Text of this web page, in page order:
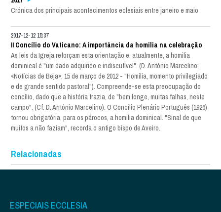
Crónica dos principais acontecimentos eclesiais entre janeiro e maio
2017-12-12 15:37
II Concílio do Vaticano: A importância da homilia na celebração
As leis da Igreja reforçam esta orientação e, atualmente, a homilia
dominical é "um dado adquirido e indiscutível". (D. António Marcelino;
«Notícias de Beja», 15 de março de 2012 - "Homilia, momento privilegiado
e de grande sentido pastoral"). Compreende-se esta preocupação do
concílio, dado que a história trazia, de "bem longe, muitas falhas, neste
campo". (Cf. D. António Marcelino). O Concílio Plenário Português (1926)
tornou obrigatória, para os párocos, a homilia dominical. "Sinal de que
muitos a não faziam", recorda o antigo bispo de Aveiro.
Relacionadas
ESPECIAIS ECCLESIA